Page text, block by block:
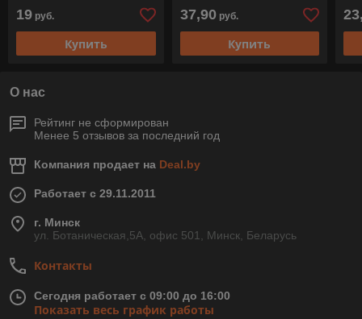
19 руб.
Купить
37,90 руб.
Купить
О нас
Рейтинг не сформирован
Менее 5 отзывов за последний год
Компания продает на Deal.by
Работает с 29.11.2011
г. Минск
ул. Ботаническая,5А, офис 501, Минск, Беларусь
Контакты
Сегодня работает с 09:00 до 16:00
Показать весь график работы